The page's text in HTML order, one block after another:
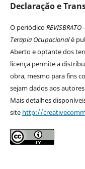
Declaração e
O periódico
Terapia Ocupacionalé
Aberto e optante dos
licença permite a
obra, mesmo para fins
sejam dados aos
Mais detalhes
site http://